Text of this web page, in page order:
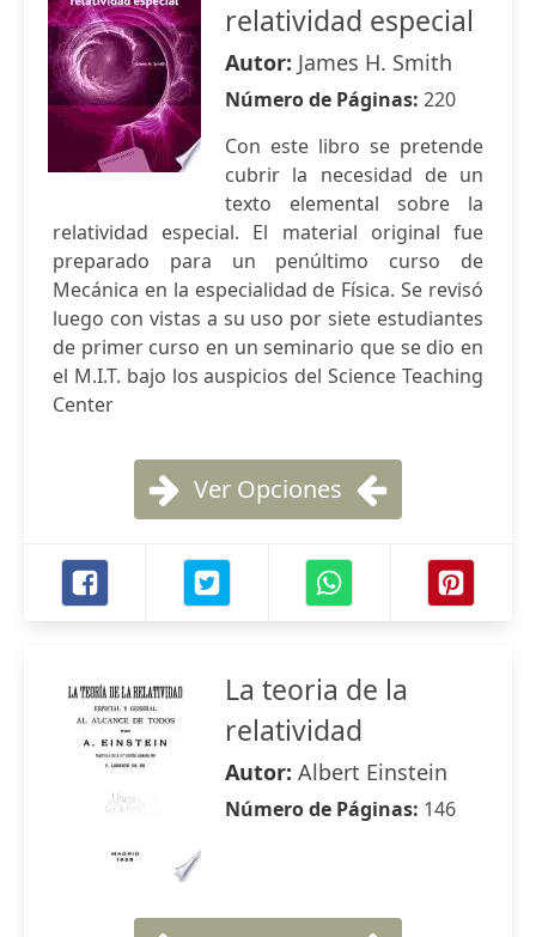
relatividad especial
Autor: James H. Smith
Número de Páginas: 220
Con este libro se pretende
cubrir la necesidad de un
texto elemental sobre la
relatividad especial. El material original fue
preparado para un penúltimo curso de
Mecánica en la especialidad de Física. Se revisó
luego con vistas a su uso por siete estudiantes
de primer curso en un seminario que se dio en
el M.I.T. bajo los auspicios del Science Teaching
Center
Ver Opciones
La teoria de la
relatividad
Autor: Albert Einstein
Número de Páginas: 146